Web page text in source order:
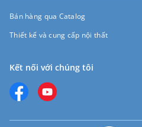
Bán hàng qua Catalog
Thiết kế và cung cấp nội thất
Kết nối với chúng tôi